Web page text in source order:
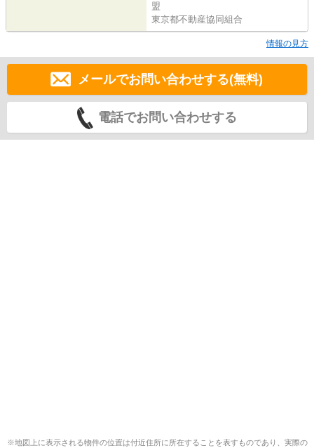
盟
東京都不動産協同組合
情報の見方
メールでお問い合わせする(無料)
電話でお問い合わせする
※地図上に表示される物件の位置は付近住所に所在することを表すものであり、実際の